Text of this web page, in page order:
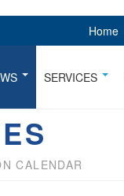
Home
SERVICES
CALENDAR